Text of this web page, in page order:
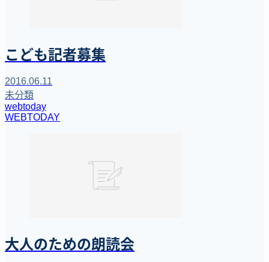
こども記者募集
2016.06.11
未分類
webtoday
WEBTODAY
大人のための朗読会